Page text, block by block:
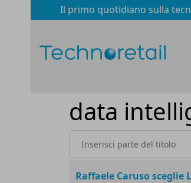
Il primo quotidiano sulla
data
Inserisci parte del titolo
Titolo
Raffaele Caruso